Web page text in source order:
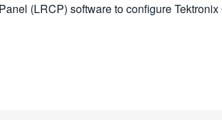
(LRCP) software to configure Tektronix